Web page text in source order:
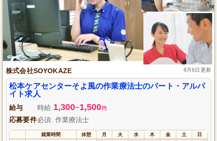
株式会社SOYOKAZE 8月6日更新
松本ケアセンターそよ風の作業療法士のパート・アルバ
イト求人
給与 時給 1,300~1,500 円
応募要件必須: 作業療法士
就業時間 休憩 月 火 水 木 金 土 日